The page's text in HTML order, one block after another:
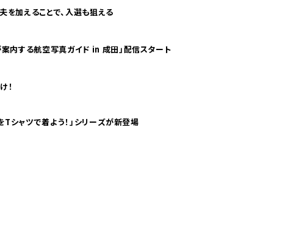
を加えることで、入選も狙える
内する航空写真ガイド in 成田」配信スタート
！
分！ pTaに「 世界の空港をTシャツで着よう！」シリーズが新登場